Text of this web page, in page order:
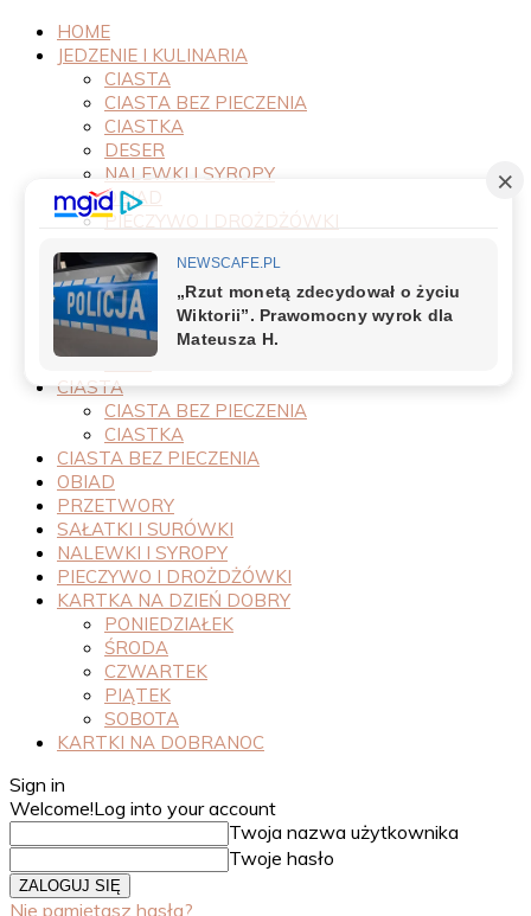
HOME
JEDZENIE I KULINARIA
CIASTA
CIASTA BEZ PIECZENIA
CIASTKA
DESER
NALEWKI I SYROPY
OBIAD
PIECZYWO I DROŻDŻÓWKI
PRZEPISY
PRZETWORY
PRZYSTAWKI
SAŁATKI I SURÓWKI
SOSY
CIASTA
CIASTA BEZ PIECZENIA
CIASTKA
CIASTA BEZ PIECZENIA
OBIAD
PRZETWORY
SAŁATKI I SURÓWKI
NALEWKI I SYROPY
PIECZYWO I DROŻDŻÓWKI
KARTKA NA DZIEŃ DOBRY
PONIEDZIAŁEK
ŚRODA
CZWARTEK
PIĄTEK
SOBOTA
KARTKI NA DOBRANOC
Sign in
Welcome!Log into your account
Twoja nazwa użytkownika
Twoje hasło
Nie pamiętasz hasła?